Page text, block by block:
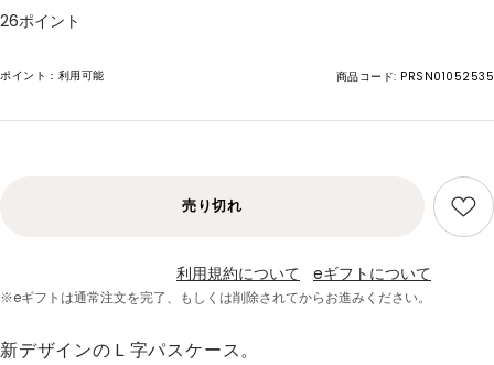
26ポイント
ポイント：利用可能 商品コード: PRSN01052535
売り切れ
利用規約について eギフトについて
※eギフトは通常注文を完了、 もしくは削除されてからお進みください。
新デザインのＬ字パスケース。